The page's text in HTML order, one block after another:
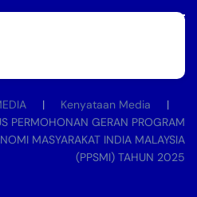
Kenyataan Media
PERMOHONAN GERAN PROGRAM
MASYARAKAT INDIA MALAYSIA
(PPSMI) TAHUN 2025